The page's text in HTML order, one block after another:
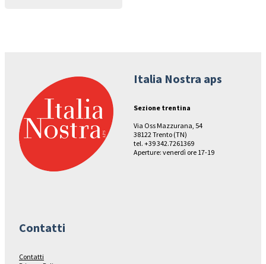
Italia Nostra aps
Sezione trentina
Via Oss Mazzurana, 54
38122 Trento (TN)
tel. +39 342.7261369
Aperture: venerdì ore 17-19
Contatti
Contatti